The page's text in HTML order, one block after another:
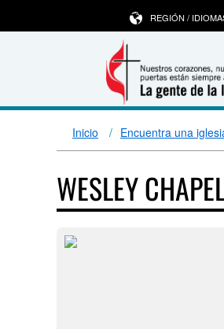
REGIÓN /
Inicio Encuentra una
WESLEY